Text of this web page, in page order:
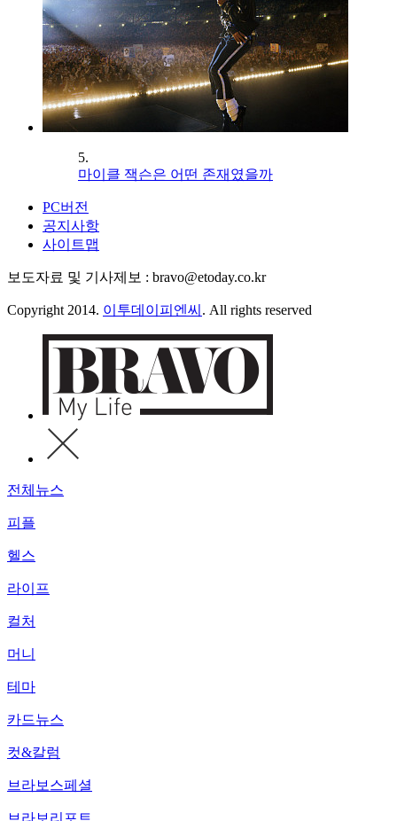
5.
마이클 잭슨은 어떤 존재였을까
PC버전
공지사항
사이트맵
보도자료 및 기사제보 : bravo@etoday.co.kr
Copyright 2014. 이투데이피엔씨 . All rights reserved
전체뉴스
피플
헬스
라이프
컬처
머니
테마
카드뉴스
컷&칼럼
브라보스페셜